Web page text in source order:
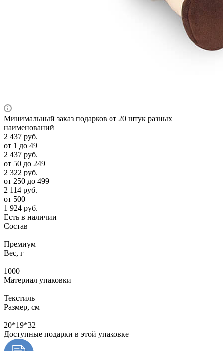
Минимальный заказ подарков от 20 штук разных
наименований
2 437 руб.
от 1 до 49
2 437 руб.
от 50 до 249
2 322 руб.
от 250 до 499
2 114 руб.
от 500
1 924 руб.
Есть в наличии
Состав
—
Премиум
Вес, г
—
1000
Материал упаковки
—
Текстиль
Размер, см
—
20*19*32
Доступные подарки в этой упаковке